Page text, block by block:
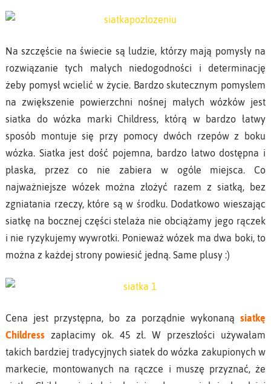
Na szczęście na świecie są ludzie, którzy mają pomysły na
rozwiązanie tych małych niedogodności i determinację
żeby pomysł wcielić w życie. Bardzo skutecznym pomysłem
na zwiększenie powierzchni nośnej małych wózków jest
siatka do wózka marki Childress, którą w bardzo łatwy
sposób montuje się przy pomocy dwóch rzepów z boku
wózka. Siatka jest dość pojemna, bardzo łatwo dostępna i
płaska, przez co nie zabiera w ogóle miejsca. Co
najważniejsze wózek można złożyć razem z siatką, bez
zgniatania rzeczy, które są w środku. Dodatkowo wieszając
siatkę na bocznej części stelaża nie obciążamy jego rączek
i nie ryzykujemy wywrotki. Ponieważ wózek ma dwa boki, to
można z każdej strony powiesić jedną. Same plusy :)
Cena jest przystępna, bo za porządnie wykonanąsiatkę
Childresszapłacimy ok. 45 zł. W przeszłości używałam
takich bardziej tradycyjnych siatek do wózka zakupionych w
markecie, montowanych na rączce i muszę przyznać, że